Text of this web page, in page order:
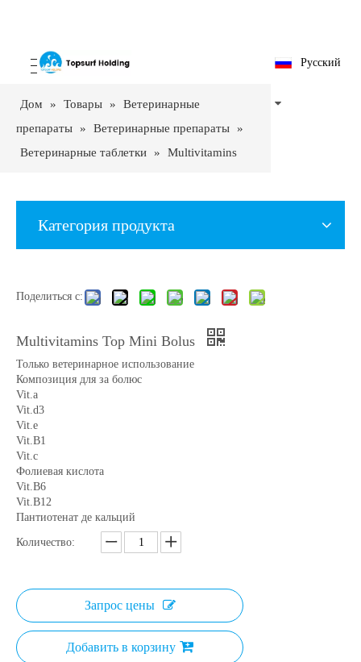
Pусский
Дом » Товары »
Ветеринарные
препараты » Ветеринарные препараты »
Ветеринарные таблетки »
Multivitamins
Категория продукта
Поделиться с:
Multivitamins Top Mini Bolus
Только ветеринарное использование
Композиция для за болюс
Vit.a
Vit.d3
Vit.e
Vit.B1
Vit.c
Фолиевая кислота
Vit.B6
Vit.B12
Пантиотенат де кальций
Количество:
Запрос цены
Добавить в корзину